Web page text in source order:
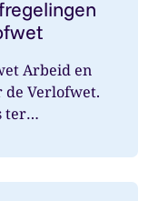
Arbeid en
de Verlofwet.
ter